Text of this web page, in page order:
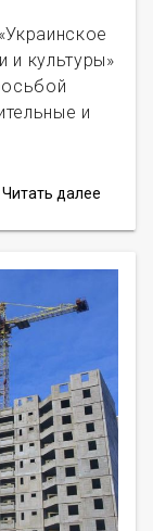
и культуры»
и
Читать далее